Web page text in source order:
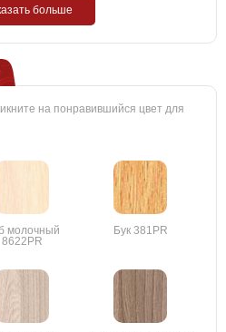
больше
на понравившийся цвет для
молочный
8622PR
Бук 381PR